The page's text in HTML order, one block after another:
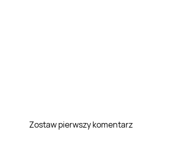
Zostaw pierwszy komentarz